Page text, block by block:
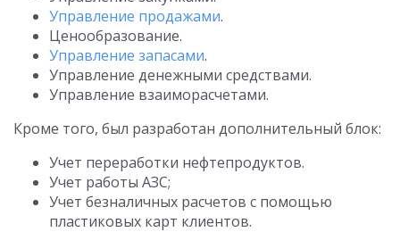
Управление продажами.
Ценообразование.
Управление запасами.
Управление денежными средствами.
Управление взаиморасчетами.
Кроме того, был разработан дополнительный блок:
Учет переработки нефтепродуктов.
Учет работы АЗС;
Учет безналичных расчетов с помощью
пластиковых карт клиентов.